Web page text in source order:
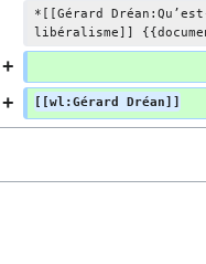
é
u
d
*[[Gérard
libéralisme]]
[[wl:Gérard Dréan]]